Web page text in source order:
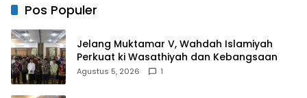
Pos Populer
Jelang Muktamar V, Wahdah Islamiyah
Perkuat ki Wasathiyah dan Kebangsaan
Agustus 5, 2026 1